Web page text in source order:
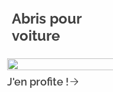
Abris pour
voiture
J'en profite !